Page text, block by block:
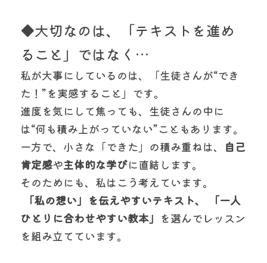
◆大切なのは、「テキストを進め
ること」ではなく…
私が大事にしているのは、「生徒さんが“でき
た！”を実感すること」です。
進度を気にして焦っても、生徒さんの中に
は“何も積み上がっていない”こともあります。
一方で、小さな「できた」の積み重ねは、
自己
肯定感や主体的な学びに直結します。
そのためにも、私はこう考えています。
「私の想い」を伝えやすいテキスト、
「一人
ひとりに合わせやすい教本」 を選んでレッスン
を組み立てています。